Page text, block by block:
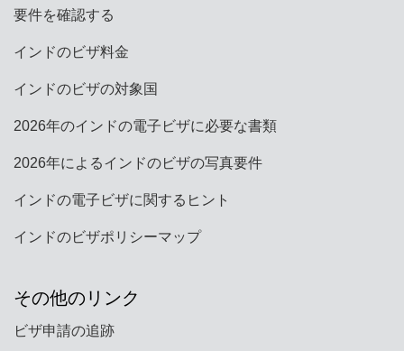
要件を確認する
インドのビザ料金
インドのビザの対象国
2026年のインドの電子ビザに必要な書類
2026年によるインドのビザの写真要件
インドの電子ビザに関するヒント
インドのビザポリシーマップ
その他のリンク
ビザ申請の追跡